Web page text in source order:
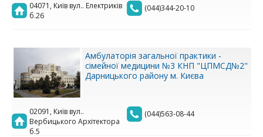
04071, Київ вул.. Електриків
б.26
(044)344-20-10
Амбулаторія загальної практики -
сімейної медицини №3 КНП "ЦПМСД№2"
Дарницького району м. Києва
02091, Київ вул..
Вербицького Архітектора
б.5
(044)563-08-44